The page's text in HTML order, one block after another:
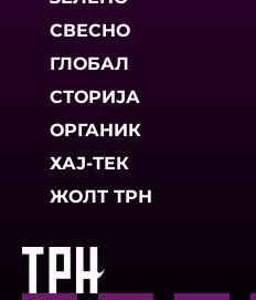
СВЕСНО
ГЛОБАЛ
СТОРИЈА
ОРГАНИК
ХАЈ-ТЕК
ЖОЛТ ТРН